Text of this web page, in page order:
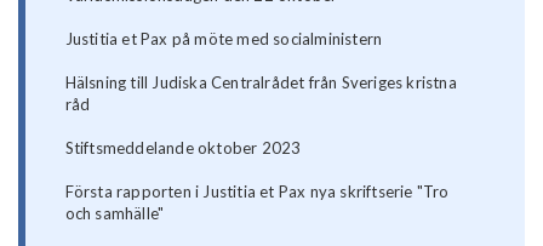
Justitia et Pax på möte med socialministern
Hälsning till Judiska Centralrådet från Sveriges kristna
råd
Stiftsmeddelande oktober 2023
Första rapporten i Justitia et Pax nya skriftserie "Tro
och samhälle"